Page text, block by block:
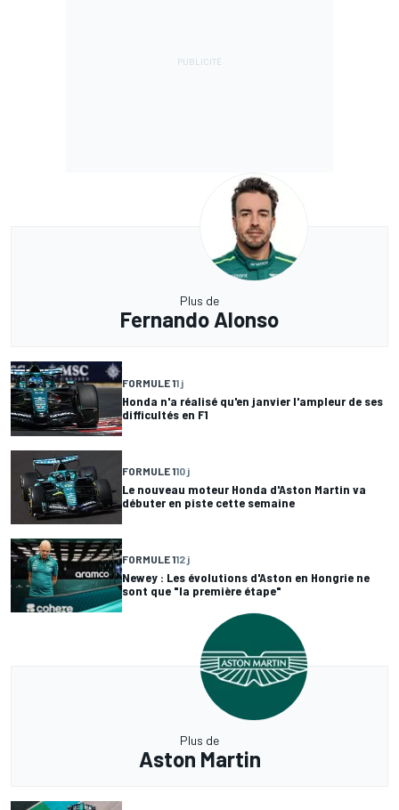
Plus de
Fernando Alonso
FORMULE 11 j
Honda n'a réalisé qu'en janvier l'ampleur de ses
difficultés en F1
FORMULE 110 j
Le nouveau moteur Honda d'Aston Martin va
débuter en piste cette semaine
FORMULE 112 j
Newey : Les évolutions d'Aston en Hongrie ne
sont que "la première étape"
Plus de
Aston Martin